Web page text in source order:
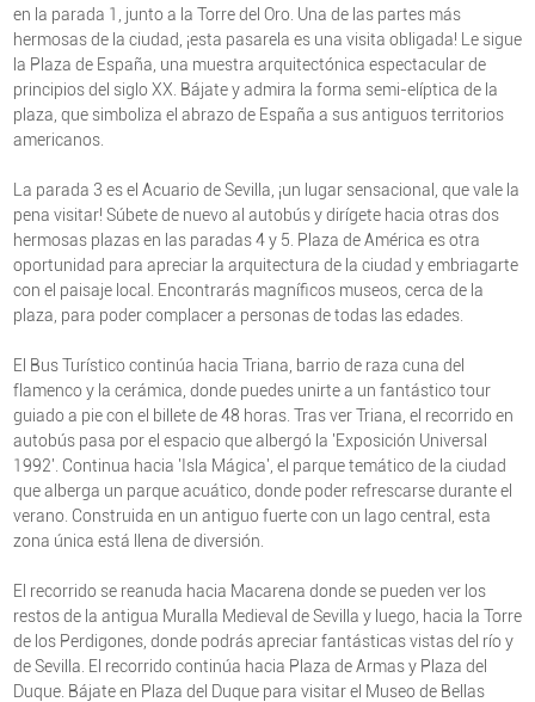
en la parada 1, junto a la Torre del Oro. Una de las partes más
hermosas de la ciudad, ¡esta pasarela es una visita obligada! Le sigue
la Plaza de España, una muestra arquitectónica espectacular de
principios del siglo XX. Bájate y admira la forma semi-elíptica de la
plaza, que simboliza el abrazo de España a sus antiguos territorios
americanos.
La parada 3 es el Acuario de Sevilla, ¡un lugar sensacional, que vale la
pena visitar! Súbete de nuevo al autobús y dirígete hacia otras dos
hermosas plazas en las paradas 4 y 5. Plaza de América es otra
oportunidad para apreciar la arquitectura de la ciudad y embriagarte
con el paisaje local. Encontrarás magníficos museos, cerca de la
plaza, para poder complacer a personas de todas las edades.
El Bus Turístico continúa hacia Triana, barrio de raza cuna del
flamenco y la cerámica, donde puedes unirte a un fantástico tour
guiado a pie con el billete de 48 horas. Tras ver Triana, el recorrido en
autobús pasa por el espacio que albergó la 'Exposición Universal
1992'. Continua hacia 'Isla Mágica', el parque temático de la ciudad
que alberga un parque acuático, donde poder refrescarse durante el
verano. Construida en un antiguo fuerte con un lago central, esta
zona única está llena de diversión.
El recorrido se reanuda hacia Macarena donde se pueden ver los
restos de la antigua Muralla Medieval de Sevilla y luego, hacia la Torre
de los Perdigones, donde podrás apreciar fantásticas vistas del río y
de Sevilla. El recorrido continúa hacia Plaza de Armas y Plaza del
Duque. Bájate en Plaza del Duque para visitar el Museo de Bellas